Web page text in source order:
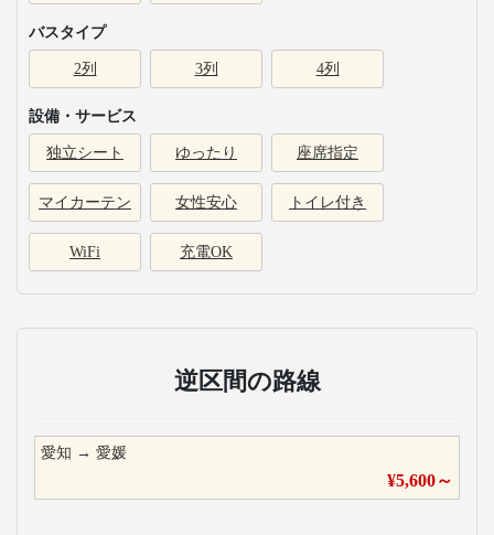
バスタイプ
2列 3列 4列
設備・サービス
独立シート ゆったり 座席指定
マイカーテン 女性安心 トイレ付き
WiFi 充電OK
逆区間の路線
愛知 → 愛媛
¥5,600～